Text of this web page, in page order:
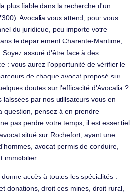
plus fiable dans la recherche d'un
Avocalia vous attend, pour vous
du juridique, peu importe votre
le département Charente-Maritime,
Soyez assuré d'être face à des
: vous aurez l'opportunité de vérifier le
de chaque avocat proposé sur
doutes sur l'efficacité d'Avocalia ?
laissées par nos utilisateurs vous en
question, pensez à en prendre
pas perdre votre temps, il est essentiel
situé sur Rochefort, ayant une
avocat permis de conduire,
immobilier.
accès à toutes les spécialités :
donations, droit des mines, droit rural,